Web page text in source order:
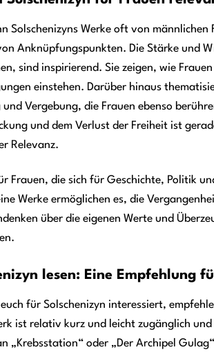
Solschenizyns Werke oft von
Anknüpfungspunkten. Die Stärke und
sind inspirierend. Sie zeigen, wie
einstehen. Darüber hinaus
Vergebung, die Frauen ebenso
und dem Verlust der Freiheit ist
Relevanz.
Frauen, die sich für Geschichte, Politik
Werke ermöglichen es, die
über die eigenen Werte und
lesen: Eine Empfehlung
für Solschenizyn interessiert,
ist relativ kurz und leicht zugänglich
„Krebsstation“ oder „Der Archipel